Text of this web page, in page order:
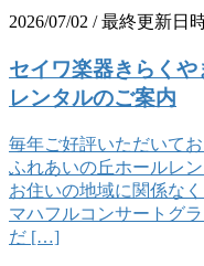
2026/07/02 / 最終更新日
セイワ楽器きらくやま世代ふれあいの丘 ホール
レンタルのご案内
毎年ご好評いただいて
ふれあいの丘ホールレ
お住いの地域に関係な
マハフルコンサートグ
だ […]